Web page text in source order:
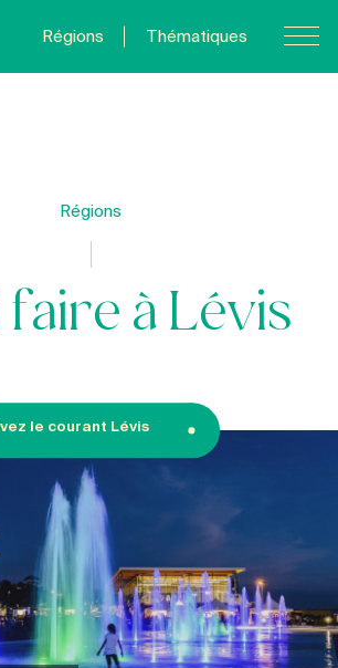
Régions Thématiques
Régions
faire à Lévis
le courant Lévis